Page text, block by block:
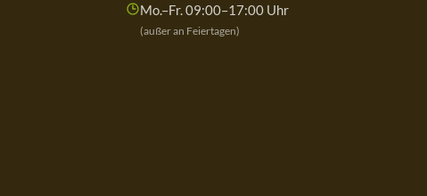
Mo.–Fr. 09:00–17:00 Uhr
(außer an Feiertagen)